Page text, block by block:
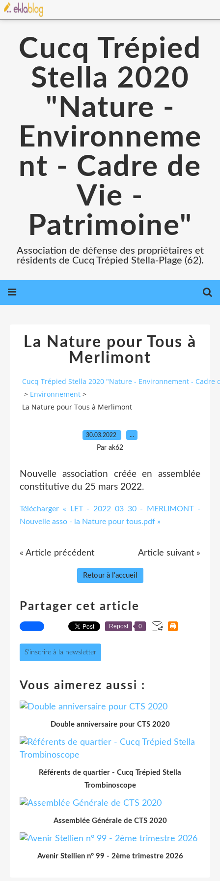
Cucq Trépied
Stella 2020
"Nature -
Environneme
nt - Cadre de
Vie -
Patrimoine"
Association de défense des propriétaires et
résidents de Cucq Trépied Stella-Plage (62).
La Nature pour Tous à
Merlimont
Cucq Trépied Stella 2020 "Nature - Environnement - Cadre
> Environnement >
La Nature pour Tous à Merlimont
30.03.2022 …
Par ak62
Nouvelle association créée en assemblée
constitutive du 25 mars 2022.
Télécharger « LET - 2022 03 30 - MERLIMONT -
Nouvelle asso - la Nature pour tous.pdf »
« Article précédent Article suivant »
Retour à l'accueil
Partager cet article
Repost 0
S'inscrire à la newsletter
Vous aimerez aussi :
Double anniversaire pour CTS 2020
Référents de quartier - Cucq Trépied Stella
Trombinoscope
Assemblée Générale de CTS 2020
Avenir Stellien n° 99 - 2ème trimestre 2026